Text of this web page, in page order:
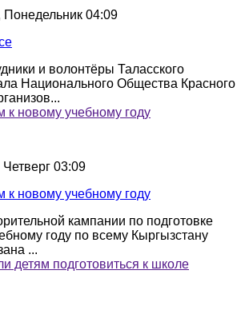
Понедельник 04:09
и волонтёры Таласского
Национального Общества Красного
новому учебному году
03:09
новому учебному году
кампании по подготовке
году по всему Кыргызстану
...
детям подготовиться к школе